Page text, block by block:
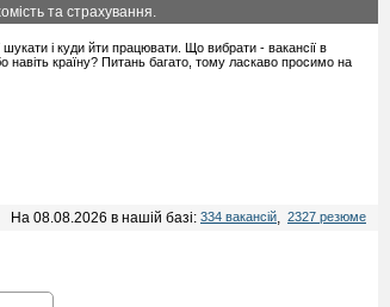
та страхування.
шукати і куди йти працювати. Що вибрати - вакансії в
країну? Питань багато, тому ласкаво просимо на
На 08.08.2026 в нашій базі: 334 вакансій, 2327 резюме